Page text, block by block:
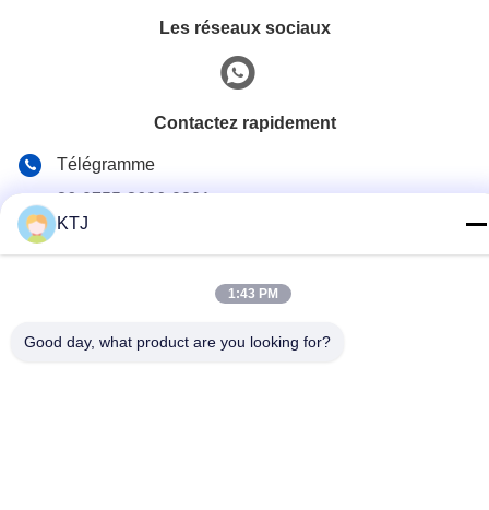
Les réseaux sociaux
Contactez rapidement
Télégramme
86-0755-8606-0301
Le bâtiment de l'industrie de la santé KangtaiJian.No.7 rue
KTJ
1:43 PM
Good day, what product are you looking for?